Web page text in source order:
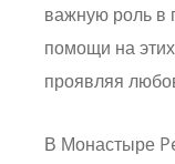
важную роль в
помощи на
проявляя
В Монастыре